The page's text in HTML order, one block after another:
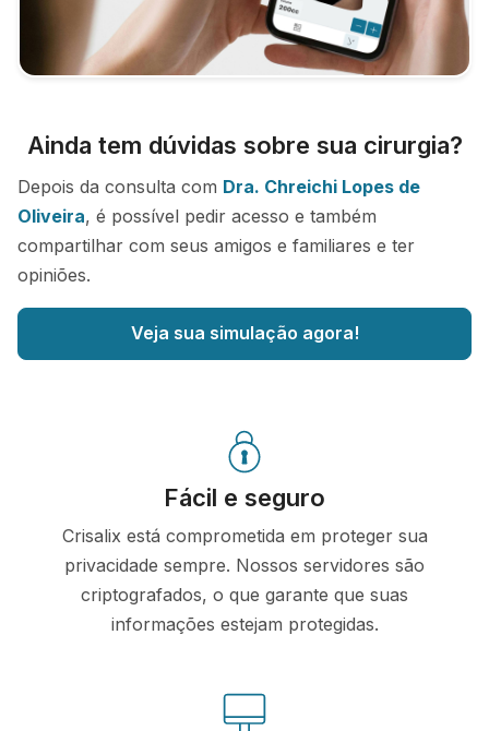
Ainda tem dúvidas sobre sua cirurgia?
Depois da consulta com Dra. Chreichi Lopes de
Oliveira, é possível pedir acesso e também
compartilhar com seus amigos e familiares e ter
opiniões.
Veja sua simulação agora!
Fácil e seguro
Crisalix está comprometida em proteger sua
privacidade sempre. Nossos servidores são
criptografados, o que garante que suas
informações estejam protegidas.